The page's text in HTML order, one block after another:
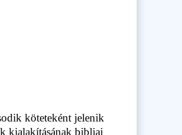
köteteként jelenik
kialakításának bibliai